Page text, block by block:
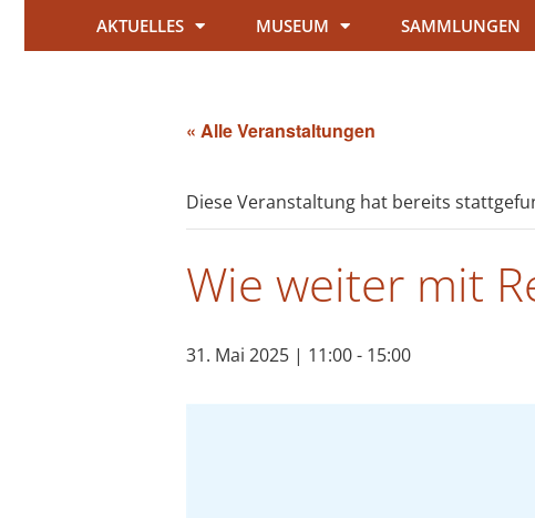
AKTUELLES MUSEUM SAMMLUNGEN
« Alle Veranstaltungen
Diese Veranstaltung hat bereits
Wie weiter mit
31. Mai 2025 | 11:00- 15:00